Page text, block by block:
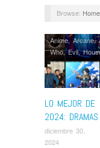
Browse: Home
LO MEJOR DE
2024: DRAMAS
diciembre 30,
2024
Anime,Arcane,
Who,Evil,
Mejor del Año,
Rapa,Series,
Umbrella